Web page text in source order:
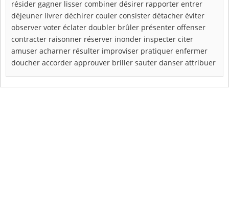
résider gagner lisser combiner désirer rapporter entrer
déjeuner livrer déchirer couler consister détacher éviter
observer voter éclater doubler brûler présenter offenser
contracter raisonner réserver inonder inspecter citer
amuser acharner résulter improviser pratiquer enfermer
doucher accorder approuver briller sauter danser attribuer